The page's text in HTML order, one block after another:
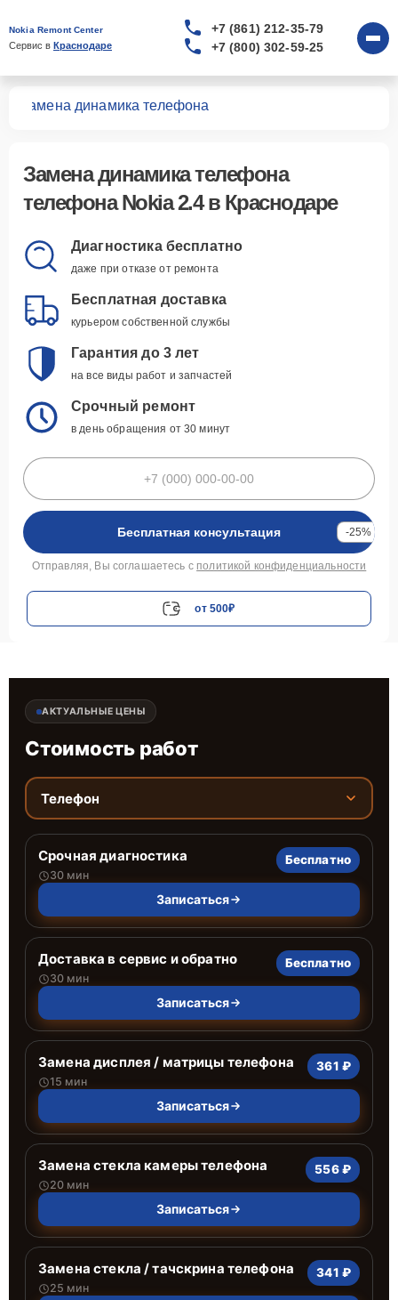
Nokia Remont Center
Сервис в Краснодаре
+7 (861) 212-35-79
+7 (800) 302-59-25
Замена динамика телефона
Замена динамика телефона
телефона Nokia 2.4 в Краснодаре
Диагностика бесплатно
даже при отказе от ремонта
Бесплатная доставка
курьером собственной службы
Гарантия до 3 лет
на все виды работ и запчастей
Срочный ремонт
в день обращения от 30 минут
Бесплатная консультация -25%
Отправляя, Вы соглашаетесь с политикой конфиденциальности
от 500₽
АКТУАЛЬНЫЕ ЦЕНЫ
Стоимость работ
Телефон
Срочная диагностика
30 мин
Бесплатно
Записаться
Доставка в сервис и обратно
30 мин
Бесплатно
Записаться
Замена дисплея / матрицы телефона
15 мин
361 ₽
Записаться
Замена стекла камеры телефона
20 мин
556 ₽
Записаться
Замена стекла / тачскрина телефона
25 мин
341 ₽